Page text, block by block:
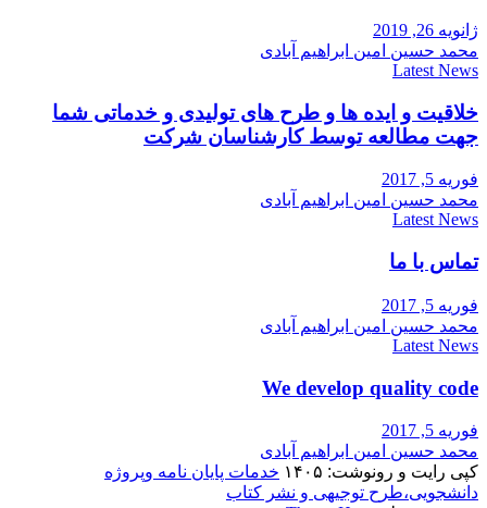
ژانویه 26, 2019
محمد حسین امین ابراهیم آبادی
Latest News
خلاقیت و ایده ها و طرح های تولیدی و خدماتی شما
جهت مطالعه توسط کارشناسان شرکت
فوریه 5, 2017
محمد حسین امین ابراهیم آبادی
Latest News
تماس با ما
فوریه 5, 2017
محمد حسین امین ابراهیم آبادی
Latest News
We develop quality code
فوریه 5, 2017
محمد حسین امین ابراهیم آبادی
کپی رایت و رونوشت: ۱۴۰۵
خدمات پایان نامه وپروژه
دانشجویی،طرح توجیهی و نشر کتاب